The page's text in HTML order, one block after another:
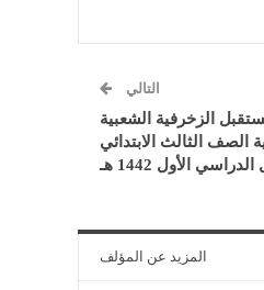
التالي
الزخرفية الشعبية
الصف الثالث الابتدائي
الأول 1442 هـ
المزيد عن المؤلف